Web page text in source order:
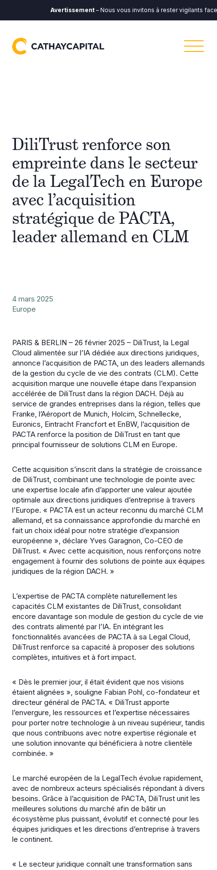
Avertissement– Nous vous invitons à rester vigilants face
DiliTrust renforce son
empreinte dans le secteur
de la LegalTech en Europe
avec l’acquisition
stratégique de PACTA,
leader allemand en CLM
4 mars 2025
Europe
PARIS & BERLIN – 26 février 2025 – DiliTrust, la Legal
Cloud alimentée sur l’IA dédiée aux directions juridiques,
annonce l’acquisition de PACTA, un des leaders allemands
de la gestion du cycle de vie des contrats (CLM). Cette
acquisition marque une nouvelle étape dans l’expansion
accélérée de DiliTrust dans la région DACH. Déjà au
service de grandes entreprises dans la région, telles que
Franke, l’Aéroport de Munich, Holcim, Schnellecke,
Euronics, Eintracht Francfort et EnBW, l’acquisition de
PACTA renforce la position de DiliTrust en tant que
principal fournisseur de solutions CLM en Europe.
Cette acquisition s’inscrit dans la stratégie de croissance
de DiliTrust, combinant une technologie de pointe avec
une expertise locale afin d’apporter une valeur ajoutée
optimale aux directions juridiques d’entreprise à travers
l’Europe. « PACTA est un acteur reconnu du marché CLM
allemand, et sa connaissance approfondie du marché en
fait un choix idéal pour notre stratégie d’expansion
européenne », déclare Yves Garagnon, Co-CEO de
DiliTrust. « Avec cette acquisition, nous renforçons notre
engagement à fournir des solutions de pointe aux équipes
juridiques de la région DACH. »
L’expertise de PACTA complète naturellement les
capacités CLM existantes de DiliTrust, consolidant
encore davantage son module de gestion du cycle de vie
des contrats alimenté par l’IA. En intégrant les
fonctionnalités avancées de PACTA à sa Legal Cloud,
DiliTrust renforce sa capacité à proposer des solutions
complètes, intuitives et à fort impact.
« Dès le premier jour, il était évident que nos visions
étaient alignées », souligne Fabian Pohl, co-fondateur et
directeur général de PACTA. « DiliTrust apporte
l’envergure, les ressources et l’expertise nécessaires
pour porter notre technologie à un niveau supérieur, tandis
que nous contribuons avec notre expertise régionale et
une solution innovante qui bénéficiera à notre clientèle
combinée. »
Le marché européen de la LegalTech évolue rapidement,
avec de nombreux acteurs spécialisés répondant à divers
besoins. Grâce à l’acquisition de PACTA, DiliTrust unit les
meilleures solutions du marché afin de bâtir un
écosystème plus puissant, évolutif et connecté pour les
équipes juridiques et les directions d’entreprise à travers
le continent.
« Le secteur juridique connaît une transformation sans